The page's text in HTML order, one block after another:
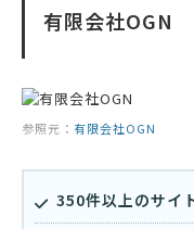
有限会社OGN
参照元： 有限会社OGN
350件以上のサイ